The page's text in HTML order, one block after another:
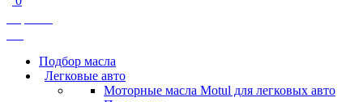
Подбор масла
Легковые авто
Моторные масла Motul для легковых авто